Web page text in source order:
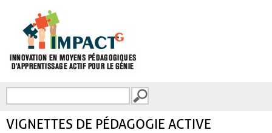
FORMULAIRE DE
VIGNETTES DE PÉDAGOGIE ACTIVE